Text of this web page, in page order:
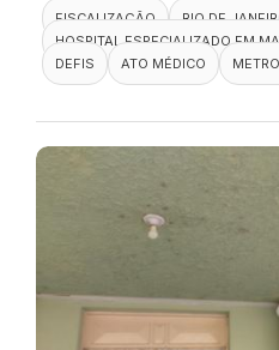
FISCALIZAÇÃO
RIO DE
HOSPITAL ESPECIALIZADO EM
DEFIS
ATO MÉDICO